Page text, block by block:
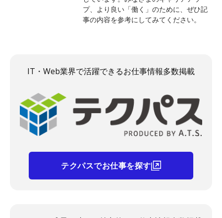
プ、より良い「働く」のために、ぜひ記
事の内容を参考にしてみてください。
IT・Web業界で活躍できるお仕事情報多数掲載
テクパスでお仕事を探す